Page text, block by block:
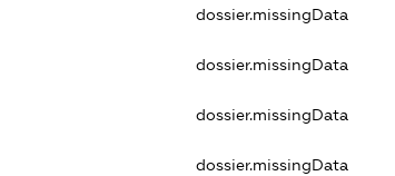
dossier.missingData
dossier.missingData
dossier.missingData
dossier.missingData